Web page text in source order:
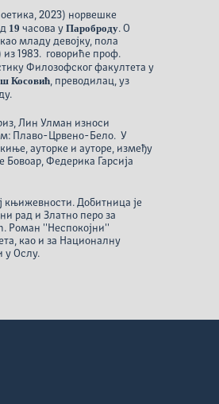
2023) норвешке
19 часова уПароброду. О
младу девојку, пола
1983. говориће проф.
Филозофског факултета у
Косовић, преводилац, уз
Лин Улман износи
Плаво-Црвено-Бело. У
ауторке и ауторе, између
Федерика Гарсија
књижевности. Добитница је
рад и Златно перо за
Роман ''Неспокојни''
као и за Националну
у Ослу.